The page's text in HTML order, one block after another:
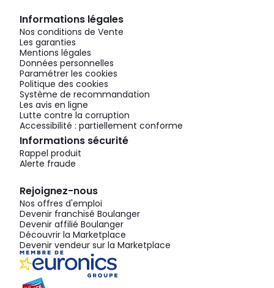
Informations légales
Nos conditions de Vente
Les garanties
Mentions légales
Données personnelles
Paramétrer les cookies
Politique des cookies
Système de recommandation
Les avis en ligne
Lutte contre la corruption
Accessibilité : partiellement conforme
Informations sécurité
Rappel produit
Alerte fraude
Rejoignez-nous
Nos offres d'emploi
Devenir franchisé Boulanger
Devenir affilié Boulanger
Découvrir la Marketplace
Devenir vendeur sur la Marketplace